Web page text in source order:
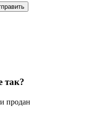
так?
продан